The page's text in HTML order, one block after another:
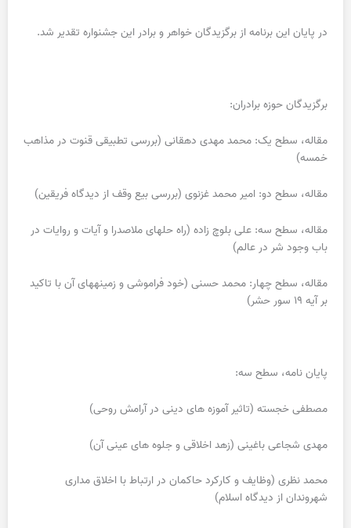
در پایان این برنامه از برگزیدگان خواهر و برادر این جشنواره تقدیر شد.
برگزیدگان حوزه برادران:
مقاله، سطح یک: محمد مهدی دهقانی (بررسی تطبیقی قنوت در مذاهب
خمسه)
مقاله، سطح دو: امیر محمد غزنوی (بررسی بیع وقف از دیدگاه فریقین)
مقاله، سطح سه: علی بلوچ زاده (راه حل‎های ملاصدرا و آیات و روایات در
باب وجود شر در عالم)
مقاله، سطح چهار: محمد حسنی (خود فراموشی و زمینه‎های آن با تاکید
بر آیه ۱۹ سور حشر)
پایان نامه، سطح سه:
مصطفی خجسته (تاثیر آموزه های دینی در آرامش روحی)
مهدی شجاعی باغینی (زهد اخلاقی و جلوه های عینی آن)
محمد نظری (وظایف و کارکرد حاکمان در ارتباط با اخلاق مداری
شهروندان از دیدگاه اسلام)